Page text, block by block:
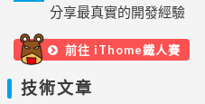
分享最真實的開發經驗
前往 iThome鐵人賽
技術文章